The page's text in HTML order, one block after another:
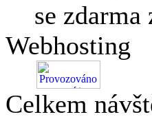
se
Webhosting
Celkem